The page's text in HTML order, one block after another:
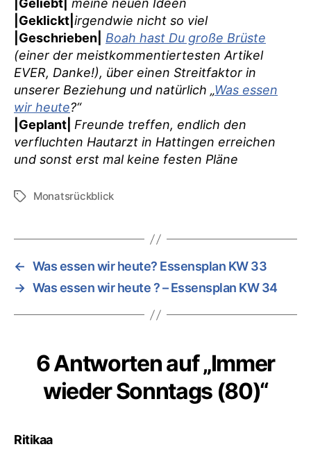
|Geliebt| meine neuen Ideen
|Geklickt| irgendwie nicht so viel
|Geschrieben|
Boah hast Du große Brüste
(einer der meistkommentiertesten Artikel
EVER, Danke!), über einen Streitfaktor in
unserer Beziehung und natürlich „Was essen
wir heute?“
|Geplant| Freunde treffen, endlich den
verfluchten Hautarzt in Hattingen erreichen
und sonst erst mal keine festen Pläne
Schlagwörter
Monatsrückblick
← Was essen wir heute? Essensplan KW 33
→ Was essen wir heute ? – Essensplan KW 34
6 Antworten auf „Immer
wieder Sonntags (80)“
Ritikaasagt: